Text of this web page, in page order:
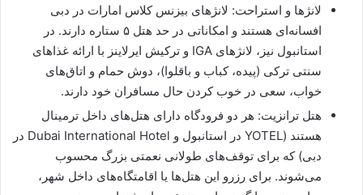
لانژها و استراحت: لانژهای بیزنس کلاس امارات در دبی
افسانه‌ای هستند و امکاناتی در حد هتل ۵ ستاره دارند. در
استانبول نیز، لانژهای IGA و ترکیش ایرلاینز با ارائه غذاهای
سنتی ترکی (پیده، کباب و باقلوا)، دوش حمام و اتاق‌های
خواب، سعی در خوب کردن حال مسافران خود دارند.
هتل ترانزیت: هر دو فرودگاه دارای هتل‌های داخل ترمینال
هستند (YOTEL در استانبول و Dubai International Hotel در
دبی) که برای توقف‌های طولانی نعمتی بزرگ محسوب
می‌شوند. برای رزرو این هتل‌ها یا اقامتگاه‌های داخل شهر،